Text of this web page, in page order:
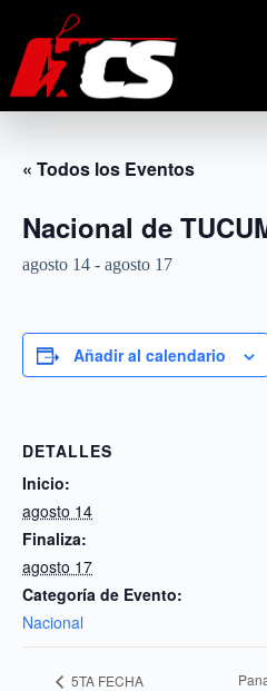
contenido
« Todos los Eventos
Nacional de
agosto 14 - agosto 17
Añadir al calendario
DETALLES
Inicio:
agosto 14
Finaliza:
agosto 17
Categoría de Evento:
Nacional
5TA FECHA